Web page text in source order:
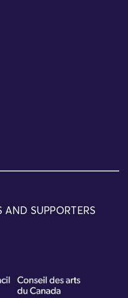
AND SUPPORTERS